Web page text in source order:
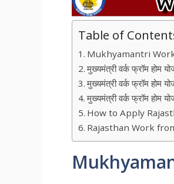
Table of
Mukhyamantri
मुख्यमंत्री वर्क फ्रॉम होम
मुख्यमंत्री वर्क फ्रॉम होम
मुख्यमंत्री वर्क फ्रॉम होम
How to Apply
Rajasthan Work